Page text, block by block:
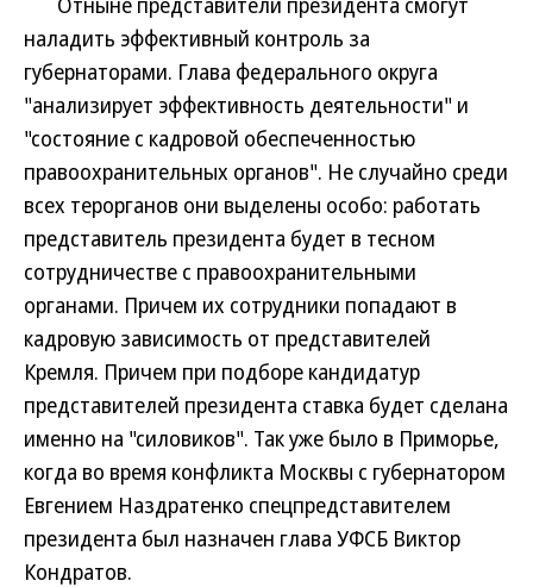
наладить эффективный контроль за
губернаторами. Глава федерального округа
"анализирует эффективность деятельности" и
"состояние с кадровой обеспеченностью
правоохранительных органов". Не случайно среди
всех терорганов они выделены особо: работать
представитель президента будет в тесном
сотрудничестве с правоохранительными
органами. Причем их сотрудники попадают в
кадровую зависимость от представителей
Кремля. Причем при подборе кандидатур
представителей президента ставка будет сделана
именно на "силовиков". Так уже было в Приморье,
когда во время конфликта Москвы с губернатором
Евгением Наздратенко спецпредставителем
президента был назначен глава УФСБ Виктор
Кондратов.